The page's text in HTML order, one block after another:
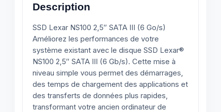
Description
SSD Lexar NS100 2,5″ SATA III (6 Go/s)
Améliorez les performances de votre
système existant avec le disque SSD Lexar®
NS100 2,5″ SATA III (6 Gb/s). Cette mise à
niveau simple vous permet des démarrages,
des temps de chargement des applications et
des transferts de données plus rapides,
transformant votre ancien ordinateur de